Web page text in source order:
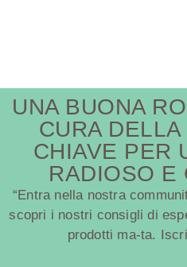
UNA BUONA
CURA
CHIAVE PER
RADIOSO E
“Entra nella nostra
scopri i nostri consigli di
prodotti ma-ta.